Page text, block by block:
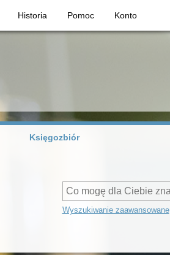
Historia Pomoc Konto
Księgozbiór
Wyszukiwanie zaawansowane